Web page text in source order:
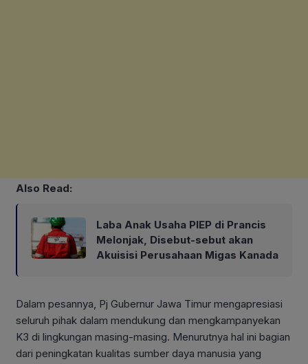
Also Read:
Laba Anak Usaha PIEP di Prancis
Melonjak, Disebut-sebut akan
Akuisisi Perusahaan Migas Kanada
Dalam pesannya, Pj Gubernur Jawa Timur mengapresiasi
seluruh pihak dalam mendukung dan mengkampanyekan
K3 di lingkungan masing-masing. Menurutnya hal ini bagian
dari peningkatan kualitas sumber daya manusia yang